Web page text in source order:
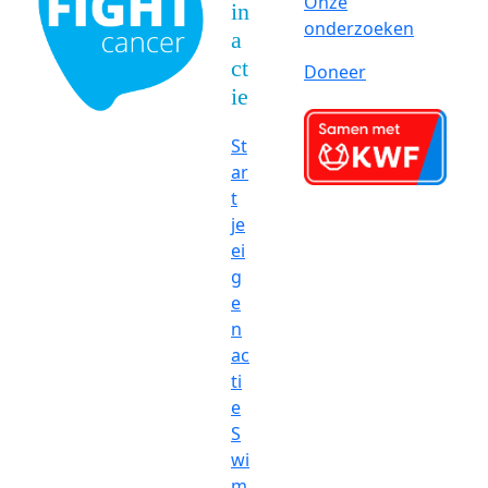
in
a
ct
ie
St
ar
t
je
ei
g
e
n
ac
ti
e
S
wi
onderzoeken
Doneer